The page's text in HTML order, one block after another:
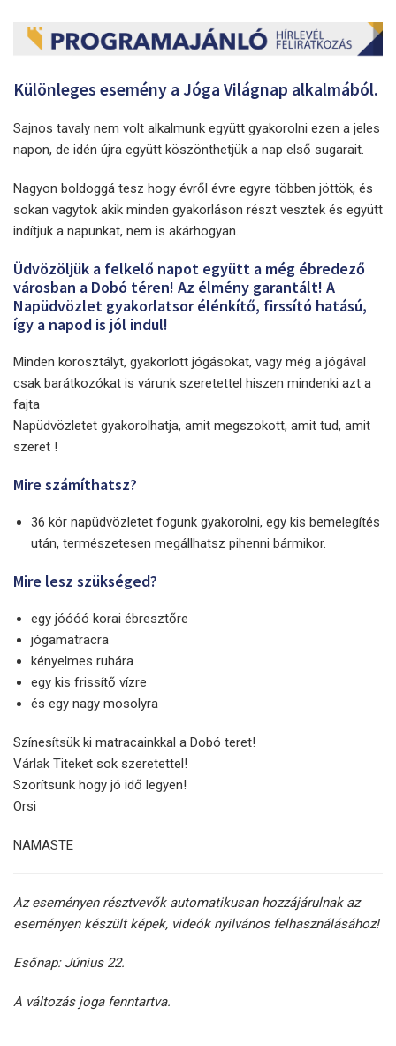
Különleges esemény a Jóga Világnap alkalmából.
Sajnos tavaly nem volt alkalmunk együtt gyakorolni ezen a jeles
napon, de idén újra együtt köszönthetjük a nap első sugarait.
Nagyon boldoggá tesz hogy évről évre egyre többen jöttök, és
sokan vagytok akik minden gyakorláson részt vesztek és együtt
indítjuk a napunkat, nem is akárhogyan.
Üdvözöljük a felkelő napot együtt a még ébredező
városban a Dobó téren! Az élmény garantált! A
Napüdvözlet gyakorlatsor élénkítő, firssító hatású,
így a napod is jól indul!
Minden korosztályt, gyakorlott jógásokat, vagy még a jógával
csak barátkozókat is várunk szeretettel hiszen mindenki azt a
fajta
Napüdvözletet gyakorolhatja, amit megszokott, amit tud, amit
szeret !
Mire számíthatsz?
36 kör napüdvözletet fogunk gyakorolni, egy kis bemelegítés
után, természetesen megállhatsz pihenni bármikor.
Mire lesz szükséged?
egy jóóóó korai ébresztőre
jógamatracra
kényelmes ruhára
egy kis frissítő vízre
és egy nagy mosolyra
Színesítsük ki matracainkkal a Dobó teret!
Várlak Titeket sok szeretettel!
Szorítsunk hogy jó idő legyen!
Orsi
NAMASTE
Az eseményen résztvevők automatikusan hozzájárulnak az
eseményen készült képek, videók nyilvános felhasználásához!
Esőnap: Június 22.
A változás joga fenntartva.